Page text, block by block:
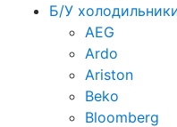
Б/У
AEG
Ardo
Ariston
Beko
Bloomberg